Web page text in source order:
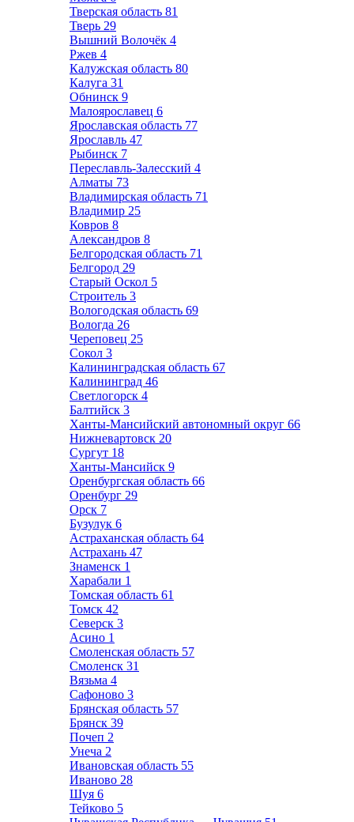
Тверская область 81
Тверь 29
Вышний Волочёк 4
Ржев 4
Калужская область 80
Калуга 31
Обнинск 9
Малоярославец 6
Ярославская область 77
Ярославль 47
Рыбинск 7
Переславль-Залесский 4
Алматы 73
Владимирская область 71
Владимир 25
Ковров 8
Александров 8
Белгородская область 71
Белгород 29
Старый Оскол 5
Строитель 3
Вологодская область 69
Вологда 26
Череповец 25
Сокол 3
Калининградская область 67
Калининград 46
Светлогорск 4
Балтийск 3
Ханты-Мансийский автономный округ 66
Нижневартовск 20
Сургут 18
Ханты-Мансийск 9
Оренбургская область 66
Оренбург 29
Орск 7
Бузулук 6
Астраханская область 64
Астрахань 47
Знаменск 1
Харабали 1
Томская область 61
Томск 42
Северск 3
Асино 1
Смоленская область 57
Смоленск 31
Вязьма 4
Сафоново 3
Брянская область 57
Брянск 39
Почеп 2
Унеча 2
Ивановская область 55
Иваново 28
Шуя 6
Тейково 5